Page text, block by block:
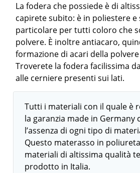
La fodera che possiede è di
capirete subito: è in poliestere e
particolare per tutti coloro che
polvere. È inoltre antiacaro,
formazione di acari della
Troverete la fodera facilissima
alle cerniere presenti sui lati.
Tutti i materiali con il quale è
la garanzia made in Germany
l’assenza di ogni tipo di
Questo materasso in
materiali di altissima qualità
prodotto in Italia.